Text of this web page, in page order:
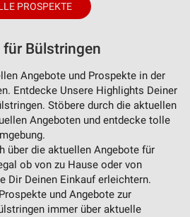
PROSPEKTE
Bülstringen
Angebote und Prospekte in der
Entdecke Unsere Highlights Deiner
Stöbere durch die aktuellen
Angeboten und entdecke tolle
über die aktuellen Angebote für
ob von zu Hause oder von
Dir Deinen Einkauf erleichtern.
und Angebote zur
immer über aktuelle